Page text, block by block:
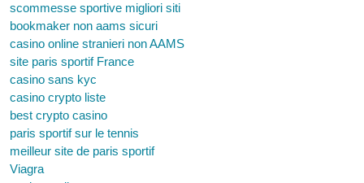
scommesse sportive migliori siti
bookmaker non aams sicuri
casino online stranieri non AAMS
site paris sportif France
casino sans kyc
casino crypto liste
best crypto casino
paris sportif sur le tennis
meilleur site de paris sportif
Viagra